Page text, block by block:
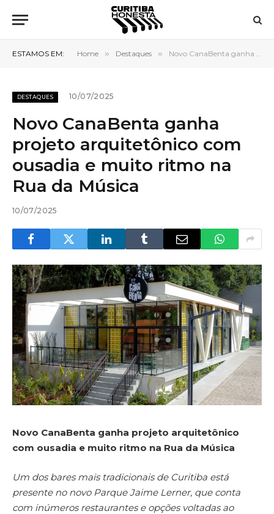
ESTAMOS EM: Home » Destaques » Novo CanaBenta ganha projeto arquitetônico com ousadia e muito ritmo na Rua da Música
DESTAQUES 10/07/2025
Novo CanaBenta ganha
projeto arquitetônico com
ousadia e muito ritmo na
Rua da Música
10/07/2025
Novo CanaBenta ganha projeto arquitetônico
com ousadia e muito ritmo na Rua da Música
Um dos bares mais tradicionais de Curitiba está
presente no novo Parque Jaime Lerner, que conta
com inúmeros restaurantes e opções voltadas ao